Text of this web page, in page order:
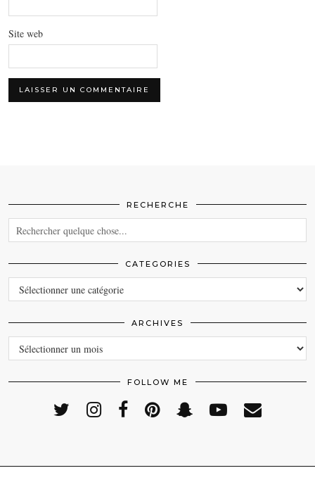
Site web
RECHERCHE
CATEGORIES
CATEGORIES
ARCHIVES
ARCHIVES
FOLLOW ME